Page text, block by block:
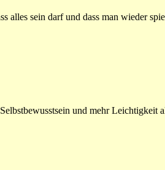
sein darf und dass man wieder
und mehr Leichtigkeit